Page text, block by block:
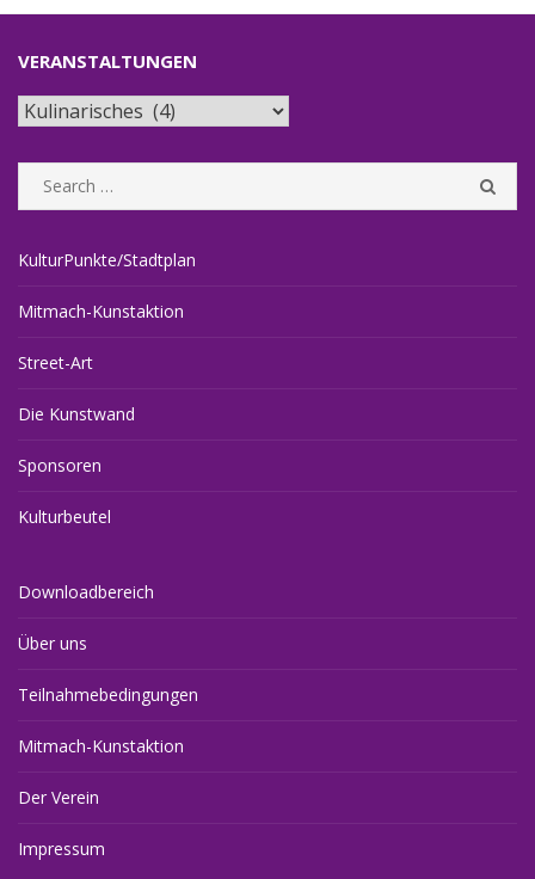
VERANSTALTUNGEN
Veranstaltungen
Search
for:
KulturPunkte/Stadtplan
Mitmach-Kunstaktion
Street-Art
Die Kunstwand
Sponsoren
Kulturbeutel
Downloadbereich
Über uns
Teilnahmebedingungen
Mitmach-Kunstaktion
Der Verein
Impressum